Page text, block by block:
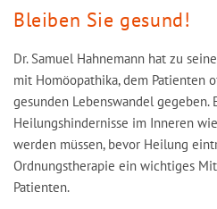
Bleiben Sie gesund!
Dr. Samuel Hahnemann hat zu
mit Homöopathika, dem Patienten
gesunden Lebenswandel gegeben.
Heilungshindernisse im Inneren
werden müssen, bevor Heilung
Ordnungstherapie ein wichtiges
Patienten.